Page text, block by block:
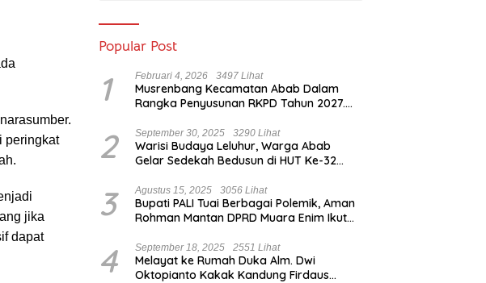
peringkat
jika
dapat
Popular Post
1 Februari 4, 2026 3497 Lihat
Musrenbang Kecamatan Abab Dalam
Rangka Penyusunan RKPD Tahun 2027.
Strategis
2 September 30, 2025 3290 Lihat
Warisi Budaya Leluhur, Warga Abab
Gelar Sedekah Bedusun di HUT Ke-32
3 Agustus 15, 2025 3056 Lihat
Bupati PALI Tuai Berbagai Polemik, Aman
Rohman Mantan DPRD Muara Enim Ikut
4 September 18, 2025 2551 Lihat
Melayat ke Rumah Duka Alm. Dwi
Oktopianto Kakak Kandung Firdaus